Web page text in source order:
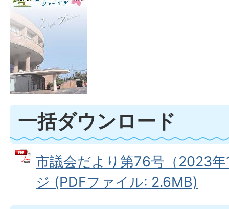
一括ダウンロード
市議会だより第76号（2023年
ジ (PDFファイル: 2.6MB)